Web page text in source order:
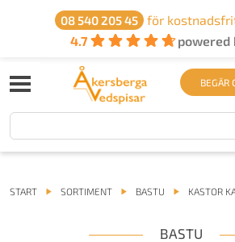
08 540 205 45
för
4.7
powered
BEGÄR
START SORTIMENT BASTU KASTOR
BASTU